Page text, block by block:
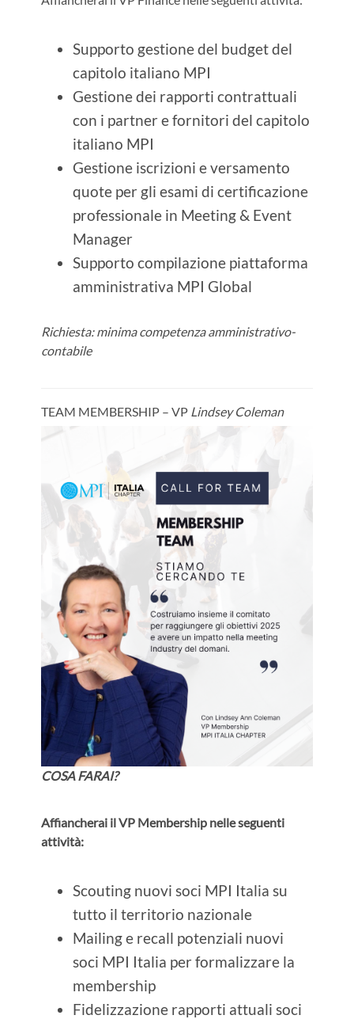
Supporto gestione del budget del
capitolo italiano MPI
Gestione dei rapporti contrattuali
con i partner e fornitori del capitolo
italiano MPI
Gestione iscrizioni e versamento
quote per gli esami di certificazione
professionale in Meeting & Event
Manager
Supporto compilazione piattaforma
amministrativa MPI Global
Richiesta: minima competenza amministrativo-
contabile
TEAM MEMBERSHIP – VP Lindsey Coleman
COSA FARAI?
Affiancherai il VP Membership nelle seguenti
attività:
Scouting nuovi soci MPI Italia su
tutto il territorio nazionale
Mailing e recall potenziali nuovi
soci MPI Italia per formalizzare la
membership
Fidelizzazione rapporti attuali soci